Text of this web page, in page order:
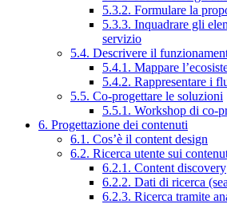
5.3.2. Formulare la
5.3.3. Inquadrare gli
servizio
5.4. Descrivere il
5.4.1. Mappare
5.4.2. Rappresentare i
5.5. Co-progettare le soluzioni
5.5.1. Workshop di co-
6. Progettazione dei contenuti
6.1. Cos’è il content design
6.2. Ricerca utente sui
6.2.1. Content discovery
6.2.2. Dati di ricerca
6.2.3. Ricerca tramite